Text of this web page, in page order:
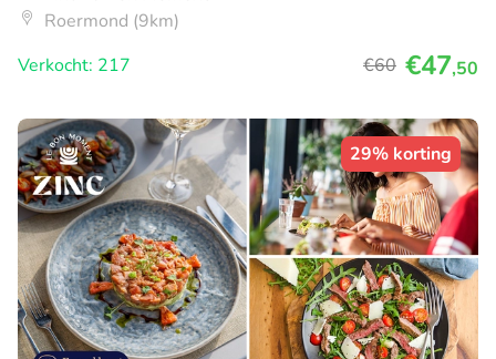
Roermond (9km)
Verkocht: 217
€60 €47,50
29% korting